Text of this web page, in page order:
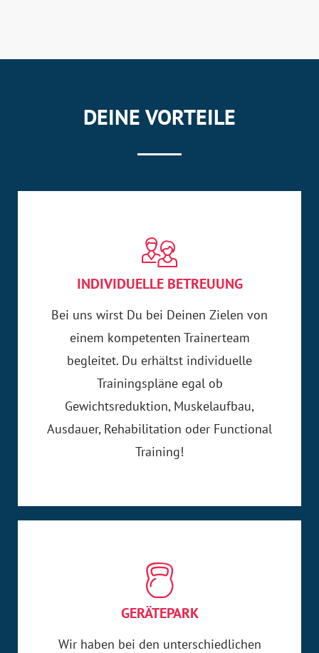
DEINE VORTEILE
INDIVIDUELLE BETREUUNG
Bei uns wirst Du bei Deinen Zielen von
einem kompetenten Trainerteam
begleitet. Du erhältst individuelle
Trainingspläne egal ob
Gewichtsreduktion, Muskelaufbau,
Ausdauer, Rehabilitation oder Functional
Training!
GERÄTEPARK
Wir haben bei den unterschiedlichen